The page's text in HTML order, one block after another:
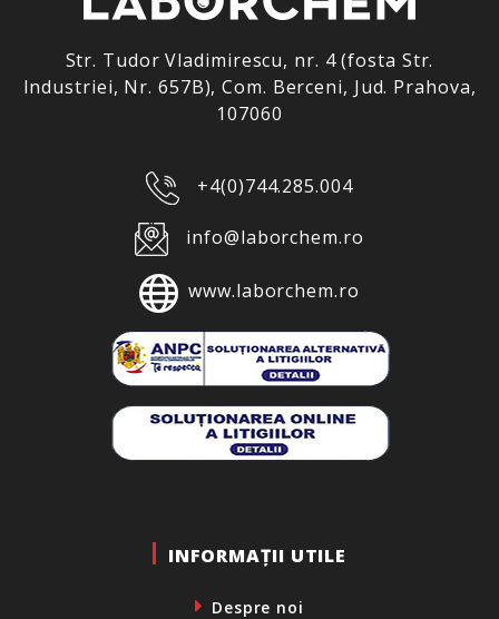
Str. Tudor Vladimirescu, nr. 4 (fosta Str.
Industriei, Nr. 657B), Com. Berceni, Jud. Prahova,
107060
+4(0)744.285.004
info@laborchem.ro
www.laborchem.ro
INFORMAȚII UTILE
Despre noi